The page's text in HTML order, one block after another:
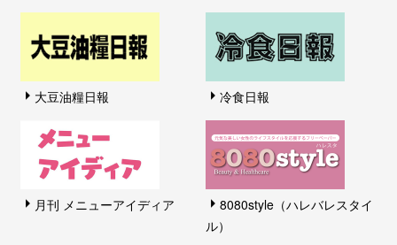
大豆油糧日報 冷食日報
月刊 メニューアイディア
8080style（ハレバレスタイ
ル）